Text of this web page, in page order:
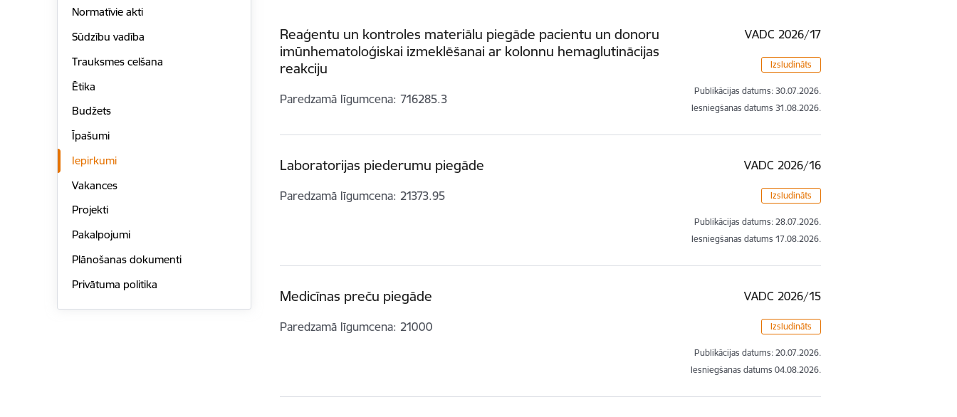
Normatīvie akti
Sūdzību vadība
Trauksmes celšana
Ētika
Budžets
Īpašumi
Iepirkumi
Vakances
Projekti
Pakalpojumi
Plānošanas dokumenti
Privātuma politika
Reaģentu un kontroles materiālu piegāde pacientu un donoru
imūnhematoloģiskai izmeklēšanai ar kolonnu hemaglutinācijas
reakciju
Paredzamā līgumcena 716285.3
VADC 2026/17
Izsludināts
Publikācijas datums: 30.07.2026.
Iesniegšanas datums 31.08.2026.
Laboratorijas piederumu piegāde
Paredzamā līgumcena 21373.95
VADC 2026/16
Izsludināts
Publikācijas datums: 28.07.2026.
Iesniegšanas datums 17.08.2026.
Medicīnas preču piegāde
Paredzamā līgumcena 21000
VADC 2026/15
Izsludināts
Publikācijas datums: 20.07.2026.
Iesniegšanas datums 04.08.2026.